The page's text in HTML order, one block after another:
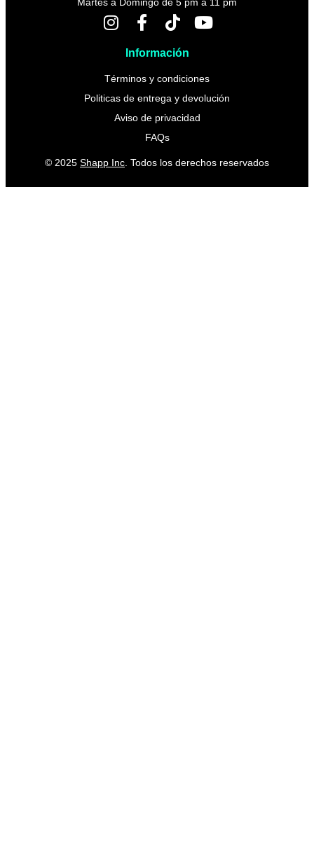
Información
Términos y condiciones
Politicas de entrega y devolución
Aviso de privacidad
FAQs
© 2025 Shapp Inc . Todos los derechos reservados